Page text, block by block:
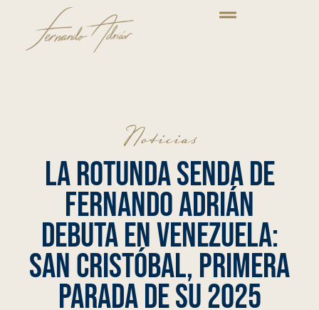
Noticias
La rotunda senda de
Fernando Adrián
debuta en Venezuela:
San Cristóbal, primera
parada de su 2025